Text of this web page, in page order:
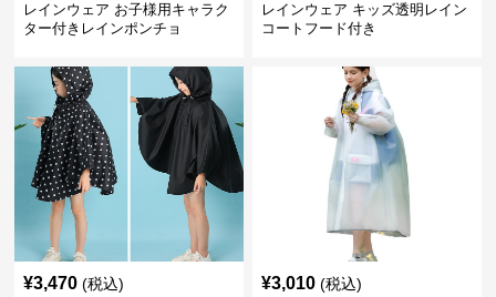
レインウェア お子様用キャラク
ター付きレインポンチョ
レインウェア キッズ透明レイン
コートフード付き
¥3,470 (税込) ¥3,010 (税込)